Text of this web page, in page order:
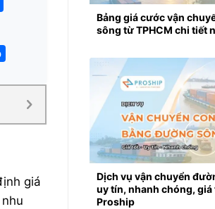
giá
Bảng giá cước vận
sông từ TPHCM chi tiết
Dịch vụ vận chuyển
uy tín, nhanh chóng, giá
Proship